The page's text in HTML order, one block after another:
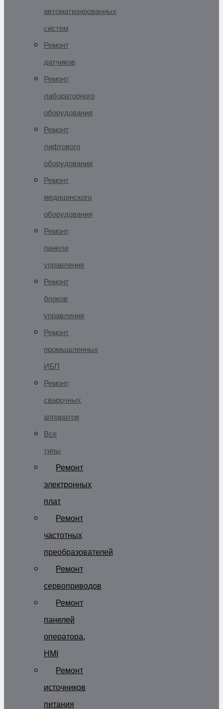
автоматизированных
систем
Ремонт
датчиков
Ремонт
лабораторного
оборудования
Ремонт
лифтового
оборудования
Ремонт
медицинского
оборудования
Ремонт
панели
управления
Ремонт
блоков
управления
Ремонт
промышленных
ИБП
Ремонт
сварочных
аппаратов
Все
типы
Ремонт
электронных
плат
Ремонт
частотных
преобразователей
Ремонт
сервоприводов
Ремонт
панелей
оператора,
HMI
Ремонт
источников
питания